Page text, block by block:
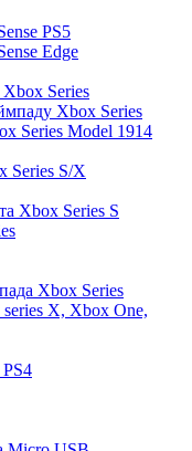
PS5
Edge
Series
Xbox Series
Series Model 1914
Series S/X
Xbox Series S
Xbox Series
X, Xbox One,